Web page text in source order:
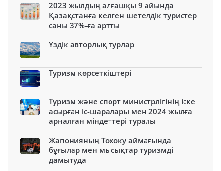
2023 жылдың алғашқы 9 айында
Қазақстанға келген шетелдік туристер
саны 37%-ға артты
Үздік авторлық турлар
Туризм көрсеткіштері
Туризм және спорт министрлігінің іске
асырған іс-шаралары мен 2024 жылға
арналған міндеттері туралы
Жапонияның Тохоку аймағында
бұғылар мен мысықтар туризмді
дамытуда